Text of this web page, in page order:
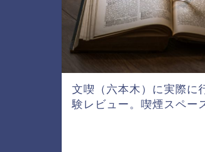
文喫（六本木）に実際に
験レビュー。喫煙スペー